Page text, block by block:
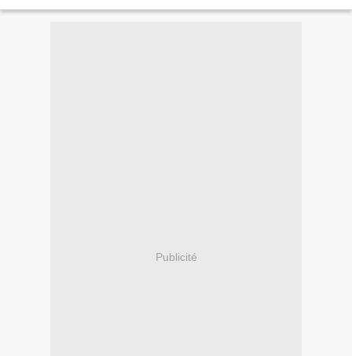
Publicité